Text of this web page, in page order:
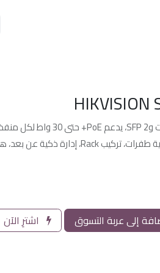
HIKVISION
إلى عربة التسوق
اشترِ الآن